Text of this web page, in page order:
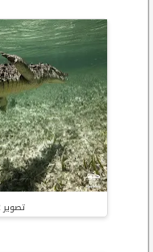
تصوير JORGE HAUSER